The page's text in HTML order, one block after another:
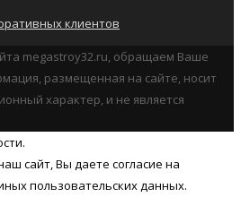
клиентов
megastroy32.ru, обращаем Ваше
размещенная на сайте, носит
характер, и не является
cайт, Вы даете согласие на
пользовательских данных.